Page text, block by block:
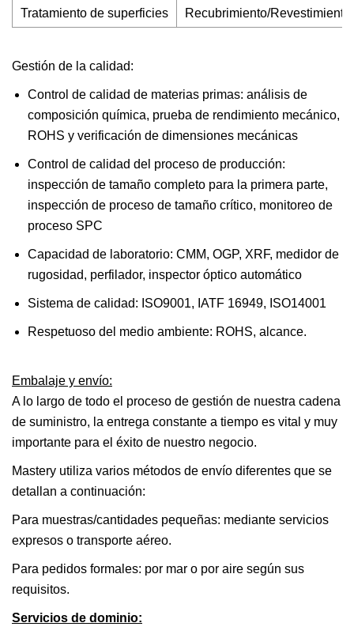
Tratamiento de superficies Recubrimiento/
Gestión de la calidad:
Control de calidad de materias primas: análisis de
composición química, prueba de rendimiento mecánico,
ROHS y verificación de dimensiones mecánicas
Control de calidad del proceso de producción:
inspección de tamaño completo para la primera parte,
inspección de proceso de tamaño crítico, monitoreo de
proceso SPC
Capacidad de laboratorio: CMM, OGP, XRF, medidor de
rugosidad, perfilador, inspector óptico automático
Sistema de calidad: ISO9001, IATF 16949, ISO14001
Respetuoso del medio ambiente: ROHS, alcance.
Embalaje y envío:
A lo largo de todo el proceso de gestión de nuestra cadena
de suministro, la entrega constante a tiempo es vital y muy
importante para el éxito de nuestro negocio.
Mastery utiliza varios métodos de envío diferentes que se
detallan a continuación:
Para muestras/cantidades pequeñas: mediante servicios
expresos o transporte aéreo.
Para pedidos formales: por mar o por aire según sus
requisitos.
Servicios de dominio: